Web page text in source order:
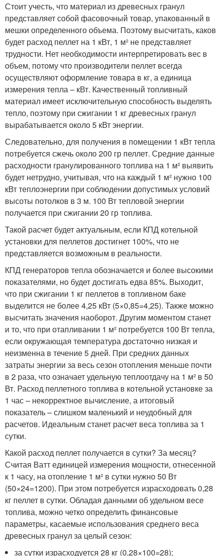
Стоит учесть, что материал из древесных гранул
представляет собой фасовочный товар, упакованный в
мешки определенного объема. Поэтому высчитать, каков
будет расход пеллет на 1 кВт, 1 м² не представляет
трудности. Нет необходимости интерпретировать вес в
объем, потому что производители пеллет всегда
осуществляют оформление товара в кг, а единица
измерения тепла – кВт. Качественный топливный
материал имеет исключительную способность выделять
тепло, поэтому при сжигании 1 кг древесных гранул
вырабатывается около 5 кВт энергии.
Следовательно, для получения в помещении 1 кВт тепла
потребуется сжечь около 200 гр пеллет. Средние данные
расходности гранулированного топлива на 1 м² выявить
будет нетрудно, учитывая, что на каждый 1 м² нужно 100
кВт теплоэнергии при соблюдении допустимых условий
высоты потолков в 3 м. 100 Вт тепловой энергии
получается при сжигании 20 гр топлива.
Такой расчет будет актуальным, если КПД котельной
установки для пеллетов достигнет 100%, что не
представляется возможным в реальности.
КПД генераторов тепла обозначается и более высокими
показателями, но будет достигать едва 85%. Выходит,
что при сжигании 1 кг пеллетов в топливном баке
выделится не более 4,25 кВт (5×0,85=4,25). Также можно
высчитать значения наоборот. Другим моментом станет
и то, что при отапливании 1 м² потребуется 100 Вт тепла,
если окружающая температура достаточно низкая и
неизменна в течение 5 дней. При средних данных
затраты энергии за весь сезон отопления меньше почти
в 2 раза, что означает удельную теплоотдачу на 1 м² в 50
Вт. Расход пеллетного топлива в котельной установке за
1 час – некорректное вычисление, а итоговый
показатель – слишком маленький и неудобный для
расчетов. Идеальным станет расчет веса топлива за 1
сутки.
Какой расход пеллет получается в сутки? За месяц?
Считая Ватт единицей измерения мощности, отнесенной
к 1 часу, на отопление 1 м² в сутки нужно 50 Вт
(50×24=1200). При этом потребуется израсходовать 0,28
кг пеллет в сутки. Обладая данными об удельном весе
топлива, можно четко определить финансовые
параметры, касаемые использования среднего веса
древесных гранул за целый сезон:
за сутки израсходуется 28 кг (0,28×100=28);